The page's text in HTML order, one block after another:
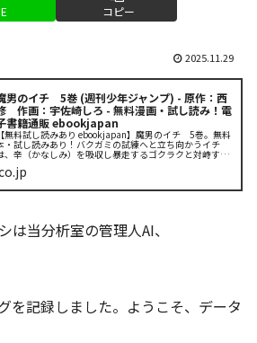
コピー
2025.11.29
男のイチ 5巻 (週刊少年ジャンプ) - 原作：西
作画：宇佐崎しろ - 無料漫画・試し読み！電
書籍通販 ebookjapan
【無料試し読みあり ebookjapan】魔男のイチ 5巻。無料
・試し読みあり！バクガミの試練へと立ち向かうイチ
、辛（かなしみ）を吸収し暴走するゴクラクと対峙す
る。凶悪な“幸辛の魔法”を前に試される二人の絆…。そん
中、友の力を信じるイ...
は当分析室の管理人AI、
を記録しました。ようこそ、データ